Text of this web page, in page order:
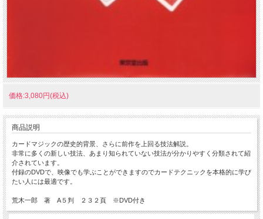
価格:3,080円(税込)
商品説明
カードマジックの歴史的背景、さらに前作を上回る技法解説。
非常に多くの新しい技法、あまり知られていない技法が分かりやすく分類されて紹
介されています。
付録のDVDで、映像でも学ぶことができますのでカードテクニックを本格的に学び
たい人には最適です。
荒木一郎 著 A５判 ２３２頁 ※DVD付き